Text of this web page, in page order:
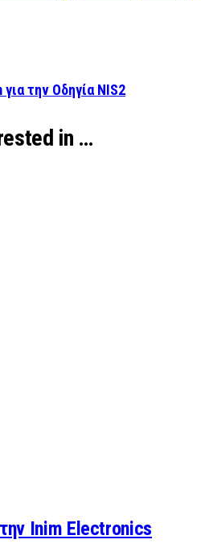
την Οδηγία NIS2
in …
Inim Electronics